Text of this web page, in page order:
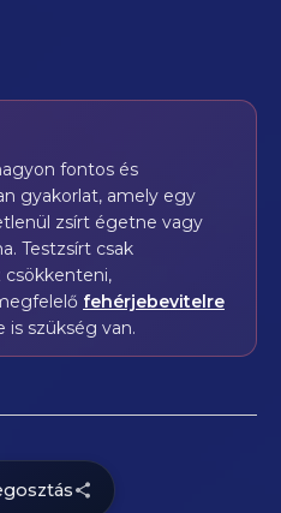
fontos és
gyakorlat, amely egy
zsírt égetne vagy
Testzsírt csak
csökkenteni,
fehérjebevitelre
is szükség van.